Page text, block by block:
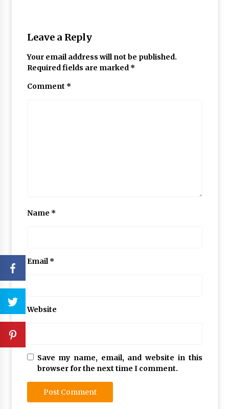
Leave a Reply
Your email address will not be published.
Required fields are marked *
Comment *
Name *
Email*
Website
Save my name, email, and website in this
browser for the next time I comment.